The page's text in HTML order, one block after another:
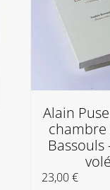
Alain
chambre
Bassouls
23,00€